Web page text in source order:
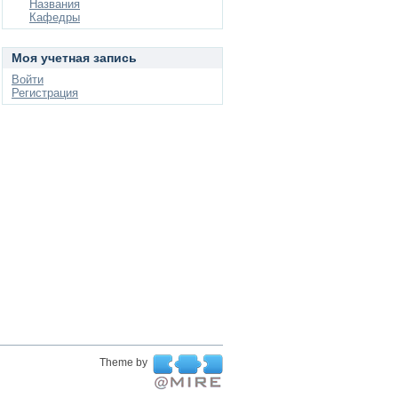
Названия
Кафедры
Моя учетная запись
Войти
Регистрация
Theme by